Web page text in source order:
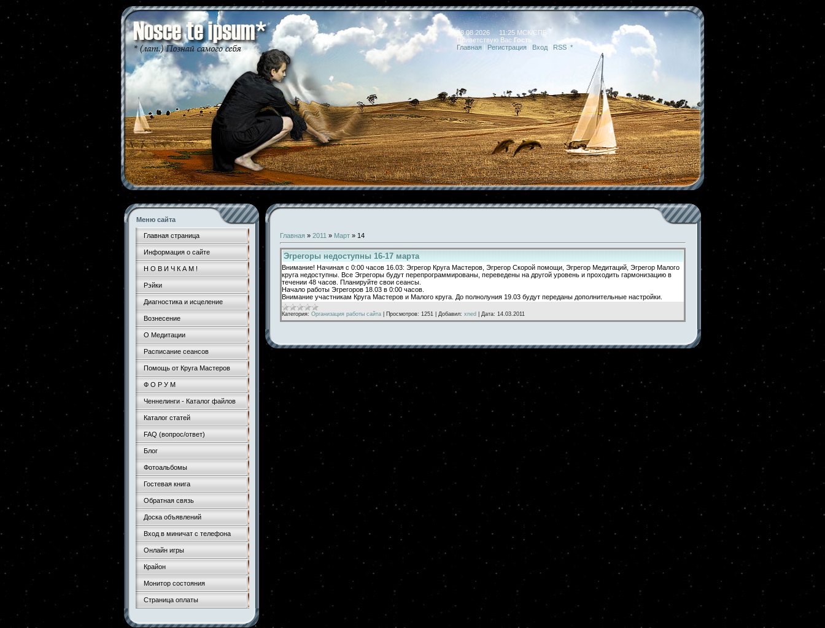
08.08.2026 11:25 МСК/СПБ
Приветствую Вас Гость
Главная | Регистрация | Вход RSS *
Меню сайта
Главная страница
Информация о сайте
Н О В И Ч К А М !
Рэйки
Диагностика и исцеление
Вознесение
О Медитации
Расписание сеансов
Помощь от Круга Мастеров
Ф О Р У М
Ченнелинги - Каталог файлов
Каталог статей
FAQ (вопрос/ответ)
Блог
Фотоальбомы
Гостевая книга
Обратная связь
Доска объявлений
Вход в миничат с телефона
Онлайн игры
Крайон
Монитор состояния
Страница оплаты
Главная » 2011 » Март » 14
Эгрегоры недоступны 16-17 марта
Внимание! Начиная с 0:00 часов 16.03: Эгрегор Круга Мастеров, Эгрегор Скорой помощи, Эгрегор Медитаций, Эгрегор Малого
круга недоступны. Все Эгрегоры будут перепрограммированы, переведены на другой уровень и проходить гармонизацию в
течении 48 часов. Планируйте свои сеансы.
Начало работы Эгрегоров 18.03 в 0:00 часов.
Внимание участникам Круга Мастеров и Малого круга. До полнолуния 19.03 будут переданы дополнительные настройки.
Категория: Организация работы сайта Просмотров: 1251 Добавил: xned Дата: 14.03.2011